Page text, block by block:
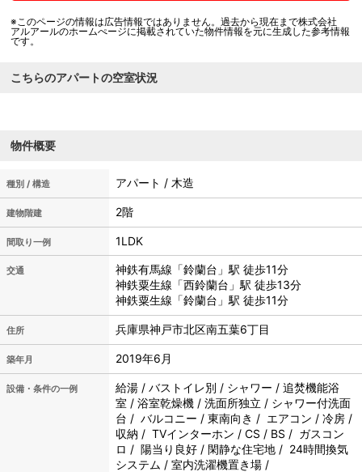
※このページの情報は広告情報ではありません。過去から現在まで株式会社
アルアールのホームぺージに掲載されていた物件情報を元に生成した参考情報
です。
こちらのアパートの空室状況
物件概要
種別 / 構造 アパート / 木造
建物階建 2階
間取り一例 1LDK
交通
神鉄有馬線「鈴蘭台」駅 徒歩11分
神鉄粟生線「西鈴蘭台」駅 徒歩13分
神鉄粟生線「鈴蘭台」駅 徒歩11分
住所 兵庫県神戸市北区南五葉6丁目
築年月 2019年6月
設備・条件の一例
給湯 / バストイレ別 / シャワー / 追焚機能浴
室 / 浴室乾燥機 / 洗面所独立 / シャワー付洗面
台 / バルコニー / 東南向き / エアコン / 冷房 /
収納 / TVインターホン / CS / BS / ガスコン
ロ / 陽当り良好 / 閑静な住宅地 / 24時間換気
システム / 室内洗濯機置き場 /